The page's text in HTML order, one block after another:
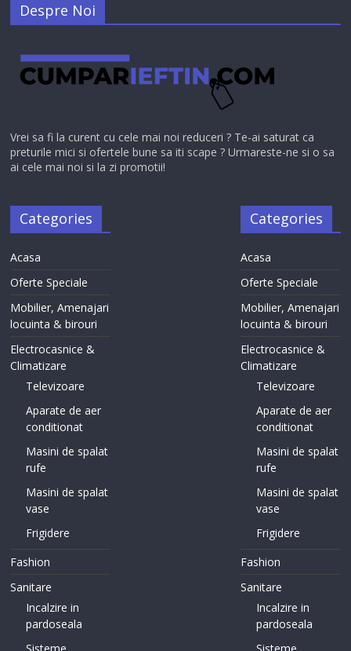
Despre Noi
Vrei sa fi la curent cu cele mai noi reduceri ? Te-ai saturat ca
preturile mici si ofertele bune sa iti scape ? Urmareste-ne si o sa
ai cele mai noi si la zi promotii!
Categories
Acasa
Oferte Speciale
Mobilier, Amenajari
locuinta & birouri
Electrocasnice &
Climatizare
Televizoare
Aparate de aer
conditionat
Masini de spalat
rufe
Masini de spalat
vase
Frigidere
Fashion
Sanitare
Incalzire in
pardoseala
Categories
Acasa
Oferte Speciale
Mobilier, Amenajari
locuinta & birouri
Electrocasnice &
Climatizare
Televizoare
Aparate de aer
conditionat
Masini de spalat
rufe
Masini de spalat
vase
Frigidere
Fashion
Sanitare
Incalzire in
pardoseala